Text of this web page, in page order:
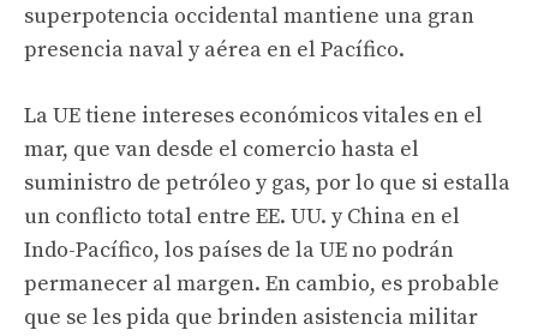
superpotencia occidental mantiene una gran
presencia naval y aérea en el Pacífico.
La UE tiene intereses económicos vitales en el
mar, que van desde el comercio hasta el
suministro de petróleo y gas, por lo que si estalla
un conflicto total entre EE. UU. y China en el
Indo-Pacífico, los países de la UE no podrán
permanecer al margen. En cambio, es probable
que se les pida que brinden asistencia militar